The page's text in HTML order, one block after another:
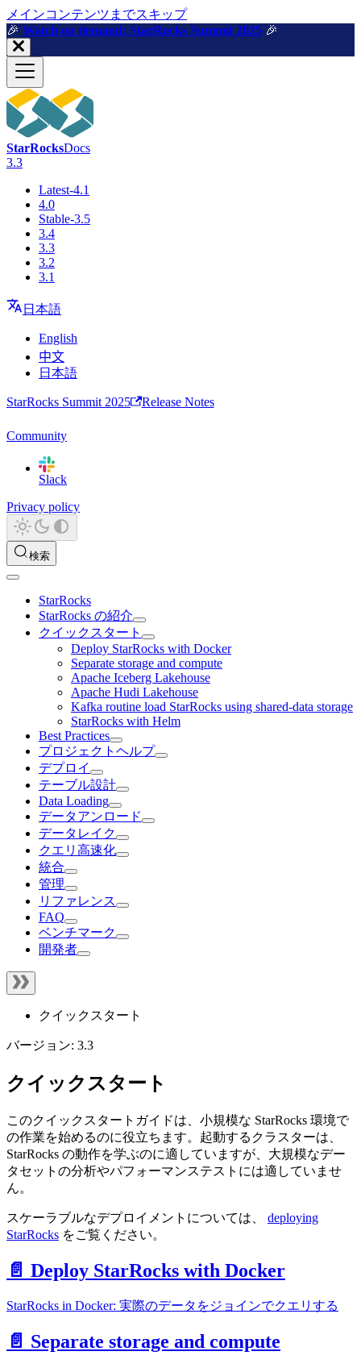
メインコンテンツまでスキップ
🎉️ Watch on demand: StarRocks Summit 2025 🎉️
StarRocksDocs
3.3
Latest-4.1
4.0
Stable-3.5
3.4
3.3
3.2
3.1
日本語
English
中文
日本語
StarRocks Summit 2025 Release Notes
Community
Slack
Privacy policy
検索
StarRocks
StarRocks の紹介
クイックスタート
Deploy StarRocks with Docker
Separate storage and compute
Apache Iceberg Lakehouse
Apache Hudi Lakehouse
Kafka routine load StarRocks using shared-data storage
StarRocks with Helm
Best Practices
プロジェクトヘルプ
デプロイ
テーブル設計
Data Loading
データアンロード
データレイク
クエリ高速化
統合
管理
リファレンス
FAQ
ベンチマーク
開発者
クイックスタート
バージョン: 3.3
クイックスタート
このクイックスタートガイドは、小規模な StarRocks 環境で
の作業を始めるのに役立ちます。起動するクラスターは、
StarRocks の動作を学ぶのに適していますが、大規模なデー
タセットの分析やパフォーマンステストには適していませ
ん。
スケーラブルなデプロイメントについては、 deploying
StarRocks をご覧ください。
📄️ Deploy StarRocks with Docker
StarRocks in Docker: 実際のデータをジョインでクエリする
📄️ Separate storage and compute